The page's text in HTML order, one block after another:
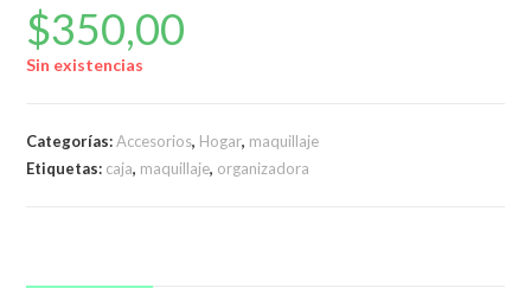
$350,00
Sin existencias
Categorías:Accesorios, Hogar, maquillaje
Etiquetas: caja, maquillaje, organizadora